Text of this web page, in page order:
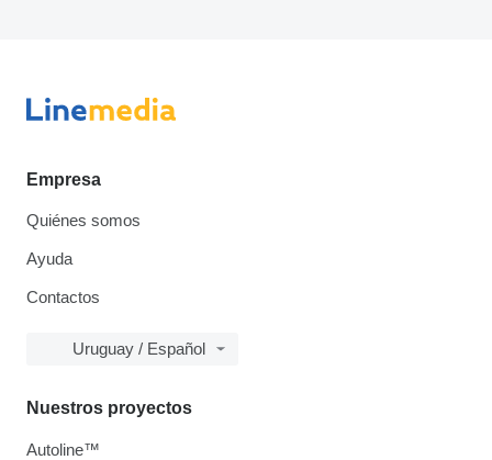
Empresa
Quiénes somos
Ayuda
Contactos
Uruguay / Español
Nuestros proyectos
Autoline™